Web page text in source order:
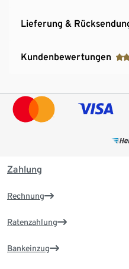
Lieferung &
Kundenbewertungen
Zahlung
Rechnung
Ratenzahlung
Bankeinzug